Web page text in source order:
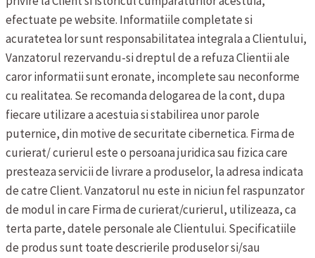
efectuate pe website. Informatiile completate si
acuratetea lor sunt responsabilitatea integrala a Clientului,
Vanzatorul rezervandu-si dreptul de a refuza Clientii ale
caror informatii sunt eronate, incomplete sau neconforme
cu realitatea. Se recomanda delogarea de la cont, dupa
fiecare utilizare a acestuia si stabilirea unor parole
puternice, din motive de securitate cibernetica. Firma de
curierat/ curierul este o persoana juridica sau fizica care
presteaza servicii de livrare a produselor, la adresa indicata
de catre Client. Vanzatorul nu este in niciun fel raspunzator
de modul in care Firma de curierat/curierul, utilizeaza, ca
terta parte, datele personale ale Clientului. Specificatiile
de produs sunt toate descrierile produselor si/sau